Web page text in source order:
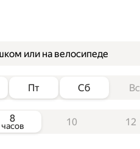
или на велосипеде
Пт Сб Вс
8
часов 10 12